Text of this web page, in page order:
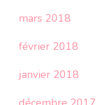
mars 2018
février 2018
janvier 2018